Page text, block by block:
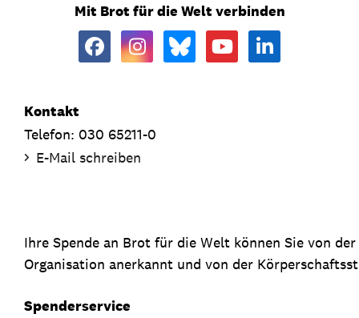
Mit Brot für die Welt verbinden
Kontakt
Telefon: 030 65211-0
E-Mail schreiben
Ihre Spende an Brot für die Welt können Sie von
Organisation anerkannt und von der
Spenderservice